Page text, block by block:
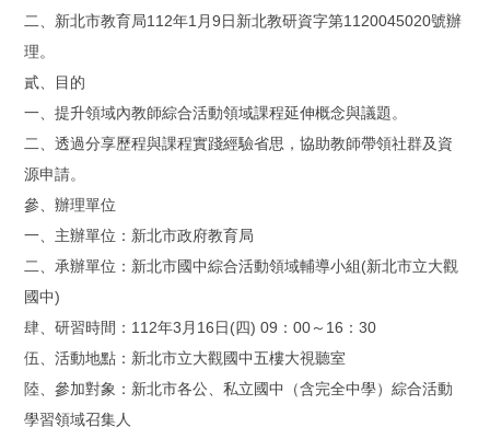
二、新北市教育局112年1月9日新北教研資字第1120045020號辦
理。
貳、目的
一、提升領域內教師綜合活動領域課程延伸概念與議題。
二、透過分享歷程與課程實踐經驗省思，協助教師帶領社群及資
源申請。
參、辦理單位
一、主辦單位：新北市政府教育局
二、承辦單位：新北市國中綜合活動領域輔導小組(新北市立大觀
國中)
肆、研習時間：112年3月16日(四) 09：00～16：30
伍、活動地點：新北市立大觀國中五樓大視聽室
陸、參加對象：新北市各公、私立國中（含完全中學）綜合活動
學習領域召集人